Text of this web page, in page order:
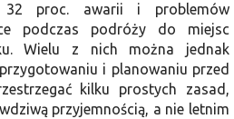
32 proc. awarii i problemów
podczas podróży do miejsc
Wielu z nich można jednak
i planowaniu przed
kilku prostych zasad,
przyjemnością, a nie letnim